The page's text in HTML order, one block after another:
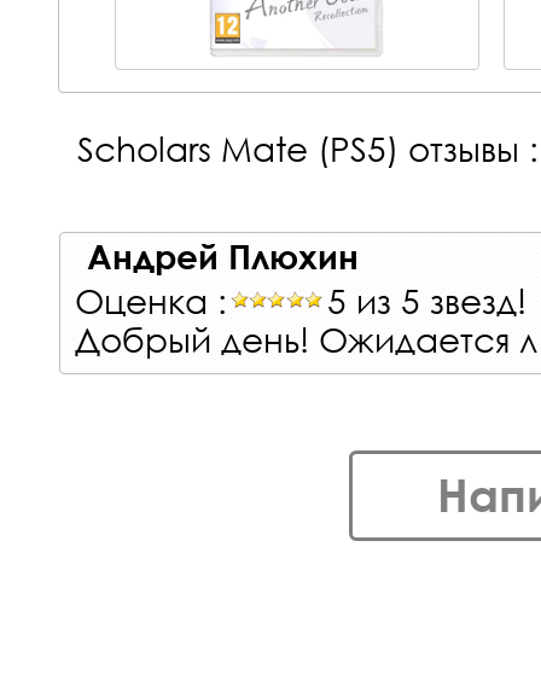
Scholars Mate (PS5) отзывы
Андрей Плюхин
Оценка :
5 из 5 звезд!
Добрый день! Ожидается